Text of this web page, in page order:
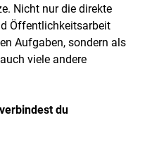
Nicht nur die direkte
Öffentlichkeitsarbeit
Aufgaben, sondern als
viele andere
du